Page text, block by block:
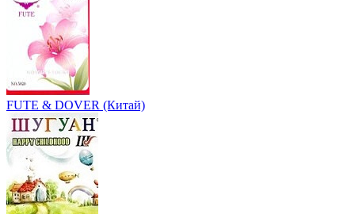
FUTE & DOVER (Китай)